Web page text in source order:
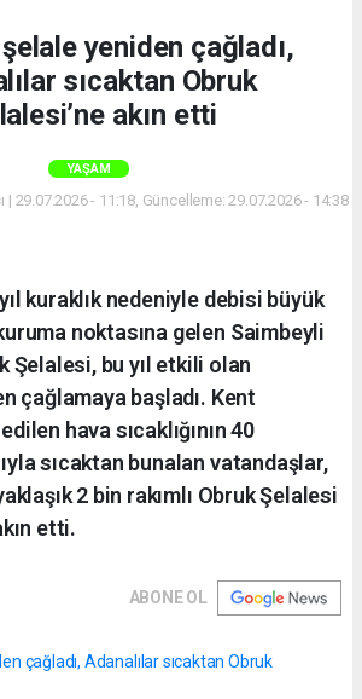
yeniden çağladı,
sıcaktan Obruk
akın etti
YAŞAM
| 29.07.2026 - 11:18, Güncelleme: 29.07.2026 - 14:38
kuraklık nedeniyle debisi büyük
noktasına gelen Saimbeyli
Şelalesi, bu yıl etkili olan
çağlamaya başladı. Kent
hava sıcaklığının 40
sıcaktan bunalan vatandaşlar,
2 bin rakımlı Obruk Şelalesi
etti.
ABONE OL